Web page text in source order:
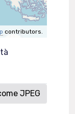
contributors.
JPEG